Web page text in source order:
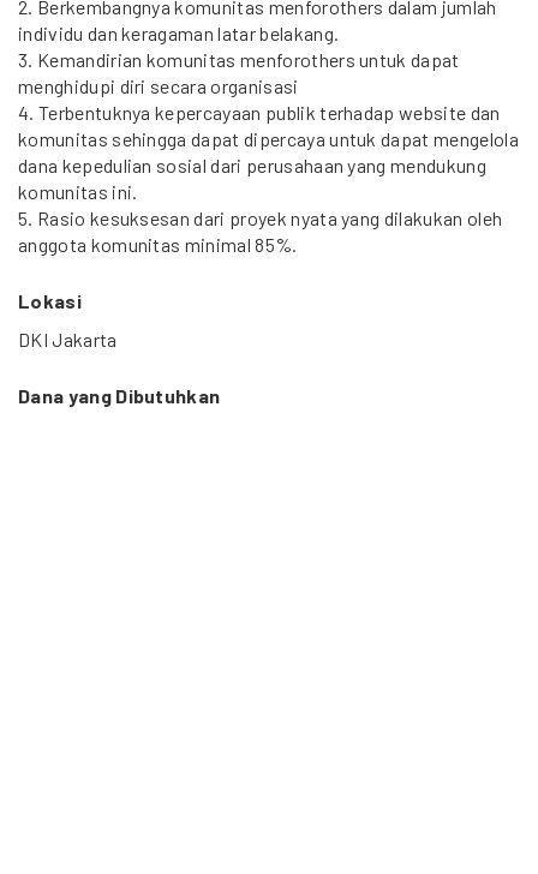
2. Berkembangnya komunitas menforothers dalam jumlah
individu dan keragaman latar belakang.
3. Kemandirian komunitas menforothers untuk dapat
menghidupi diri secara organisasi
4. Terbentuknya kepercayaan publik terhadap website dan
komunitas sehingga dapat dipercaya untuk dapat mengelola
dana kepedulian sosial dari perusahaan yang mendukung
komunitas ini.
5. Rasio kesuksesan dari proyek nyata yang dilakukan oleh
anggota komunitas minimal 85%.
Lokasi
DKI Jakarta
Dana yang Dibutuhkan